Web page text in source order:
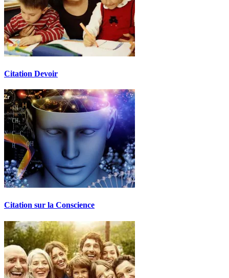
Citation Devoir
Citation sur la Conscience